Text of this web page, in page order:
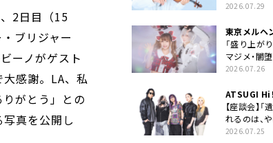
2日目（15
ブリジャー
ーノがゲスト
感謝。LA、私
がとう」との
真を公開し
2026.07.29
東京メルヘ
「盛り上が
マジメ・闇堕
2026.07.26
ATSUGI
Rock
【座談会】
れるのは、
2026.07.25